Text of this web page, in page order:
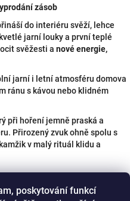
poskytování funkcí
zásob
do interiéru svěží, lehce
jarní louky a první teplé
svěžesti a nové energie,
jarní i letní atmosféru domova
ránu s kávou nebo klidném
při hoření jemně praská a
Přirozený zvuk ohně spolu s
v malý rituál klidu a